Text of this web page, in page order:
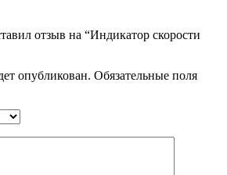
отзыв на “Индикатор скорости
опубликован. Обязательные поля